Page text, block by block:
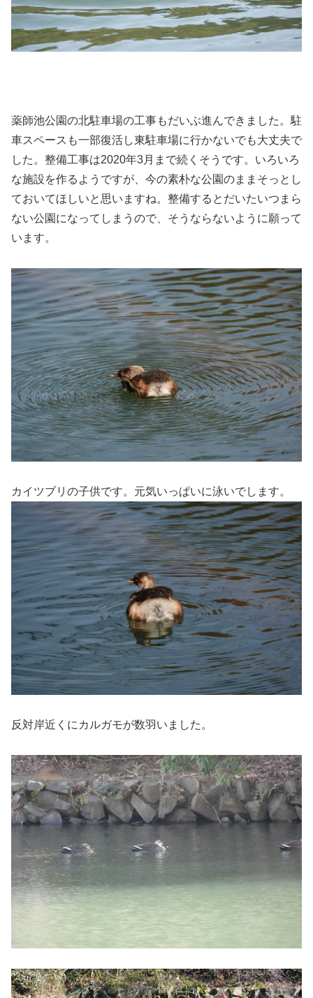
薬師池公園の北駐車場の工事もだいぶ進んできました。駐
車スペースも一部復活し東駐車場に行かないでも大丈夫で
した。整備工事は2020年3月まで続くそうです。いろいろ
な施設を作るようですが、今の素朴な公園のままそっとし
ておいてほしいと思いますね。整備するとだいたいつまら
ない公園になってしまうので、そうならないように願って
います。
カイツブリの子供です。元気いっぱいに泳いでします。
反対岸近くにカルガモが数羽いました。